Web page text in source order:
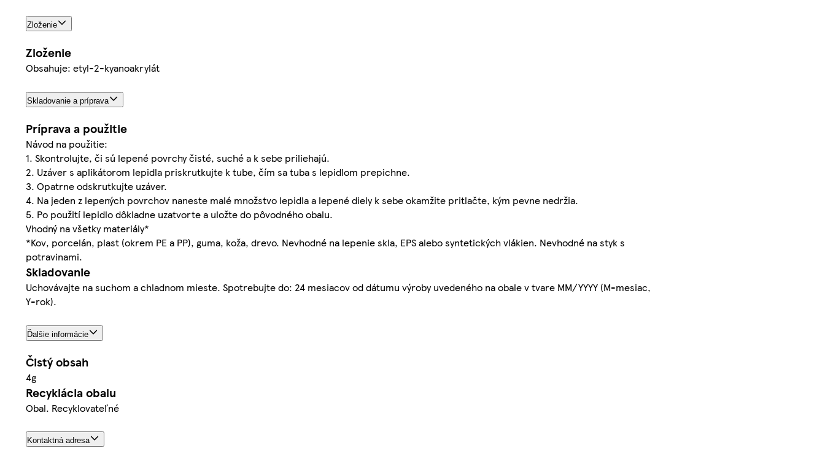
Zloženie
Zloženie
Obsahuje: etyl-2-kyanoakrylát
Skladovanie a príprava
Príprava a použitie
Návod na použitie:
1. Skontrolujte, či sú lepené povrchy čisté, suché a k sebe priliehajú.
2. Uzáver s aplikátorom lepidla priskrutkujte k tube, čím sa tuba s lepidlom prepichne.
3. Opatrne odskrutkujte uzáver.
4. Na jeden z lepených povrchov naneste malé množstvo lepidla a lepené diely k sebe okamžite pritlačte, kým pevne nedržia.
5. Po použití lepidlo dôkladne uzatvorte a uložte do pôvodného obalu.
Vhodný na všetky materiály*
*Kov, porcelán, plast (okrem PE a PP), guma, koža, drevo. Nevhodné na lepenie skla, EPS alebo syntetických vlákien. Nevhodné na styk s
potravinami.
Skladovanie
Uchovávajte na suchom a chladnom mieste. Spotrebujte do: 24 mesiacov od dátumu výroby uvedeného na obale v tvare MM/YYYY (M-mesiac,
Y-rok).
Ďalšie informácie
Čistý obsah
4g
Recyklácia obalu
Obal. Recyklovateľné
Kontaktná adresa